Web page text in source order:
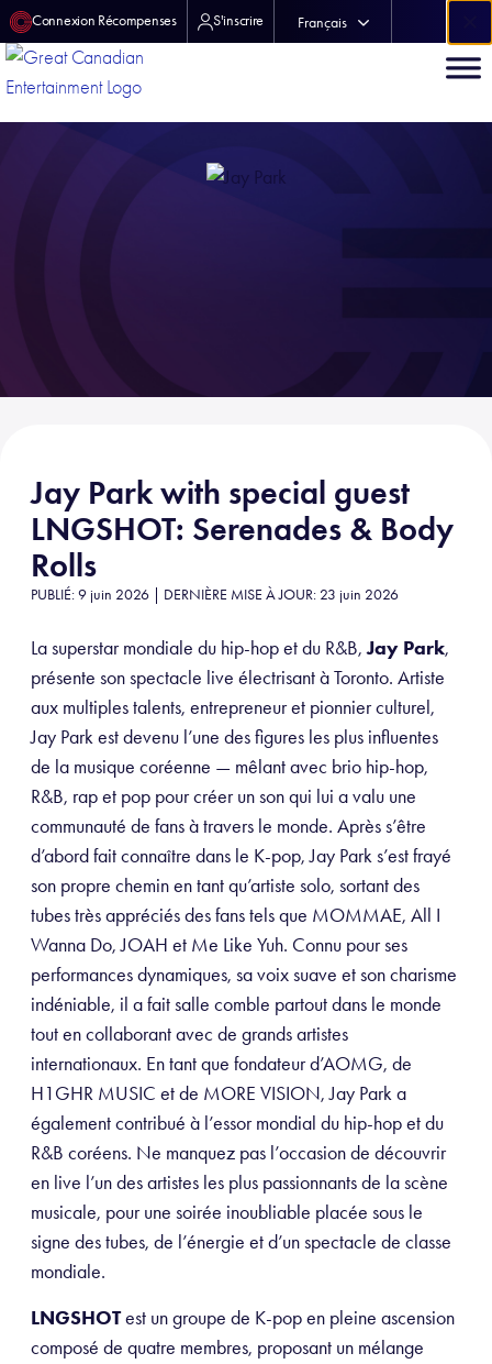
Connexion Récompenses S'inscrire Français
中文 (中国)
Jay Park with special guest
LNGSHOT: Serenades & Body
Rolls
PUBLIÉ: 9 juin 2026 | DERNIÈRE MISE À JOUR: 23 juin 2026
La superstar mondiale du hip-hop et du R&B,Jay Park,
présente son spectacle live électrisant à Toronto. Artiste
aux multiples talents, entrepreneur et pionnier culturel,
Jay Park est devenu l’une des figures les plus influentes
de la musique coréenne — mêlant avec brio hip-hop,
R&B, rap et pop pour créer un son qui lui a valu une
communauté de fans à travers le monde. Après s’être
d’abord fait connaître dans le K-pop, Jay Park s’est frayé
son propre chemin en tant qu’artiste solo, sortant des
tubes très appréciés des fans tels que MOMMAE, All I
Wanna Do, JOAH et Me Like Yuh. Connu pour ses
performances dynamiques, sa voix suave et son charisme
indéniable, il a fait salle comble partout dans le monde
tout en collaborant avec de grands artistes
internationaux. En tant que fondateur d’AOMG, de
H1GHR MUSIC et de MORE VISION, Jay Park a
également contribué à l’essor mondial du hip-hop et du
R&B coréens. Ne manquez pas l’occasion de découvrir
en live l’un des artistes les plus passionnants de la scène
musicale, pour une soirée inoubliable placée sous le
signe des tubes, de l’énergie et d’un spectacle de classe
mondiale.
LNGSHOTest un groupe de K-pop en pleine ascension
composé de quatre membres, proposant un mélange